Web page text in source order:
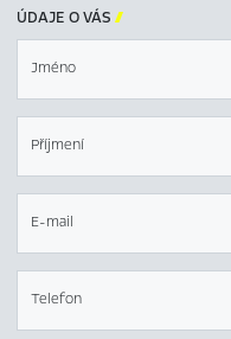
ÚDAJE O VÁS 
Jméno
Příjmení
E-mail
Telefon